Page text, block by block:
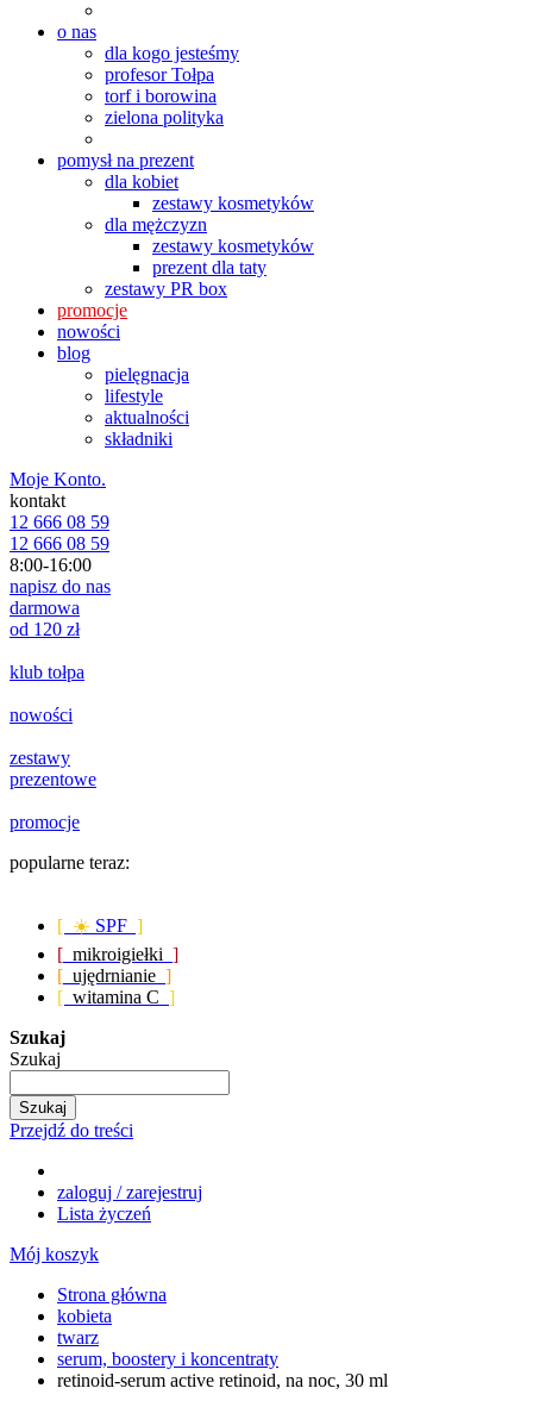
o nas
dla kogo jesteśmy
profesor Tołpa
torf i borowina
zielona polityka
pomysł na prezent
dla kobiet
zestawy kosmetyków
dla mężczyzn
zestawy kosmetyków
prezent dla taty
zestawy PR box
promocje
nowości
blog
pielęgnacja
lifestyle
aktualności
składniki
Moje Konto.
kontakt
12 666 08 59
12 666 08 59
8:00-16:00
napisz do nas
darmowa
od 120 zł
klub tołpa
nowości
zestawy
prezentowe
promocje
popularne teraz:
[ ☀️ SPF ]
[ mikroigiełki ]
[ ujędrnianie ]
[ witamina C ]
Szukaj
Szukaj
Szukaj
Przejdź do treści
zaloguj / zarejestruj
Lista życzeń
Mój koszyk
Strona główna
kobieta
twarz
serum, boostery i koncentraty
retinoid-serum active retinoid, na noc, 30 ml​